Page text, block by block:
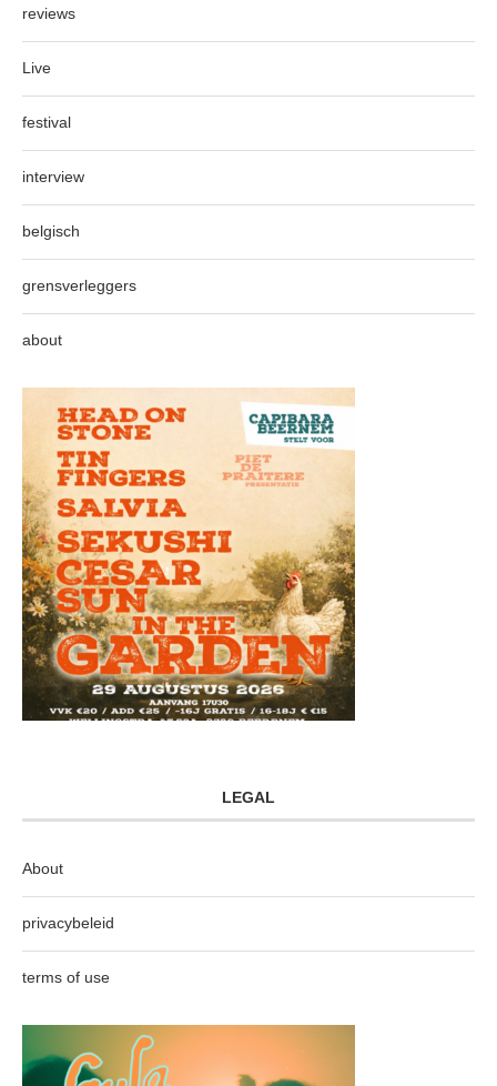
reviews
Live
festival
interview
belgisch
grensverleggers
about
LEGAL
About
privacybeleid
terms of use